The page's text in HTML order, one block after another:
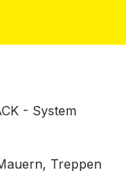
- System
Treppen